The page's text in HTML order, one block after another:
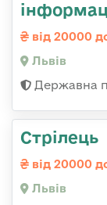
від 20000
Львів
Державна
Стрілець
від 20000
Львів